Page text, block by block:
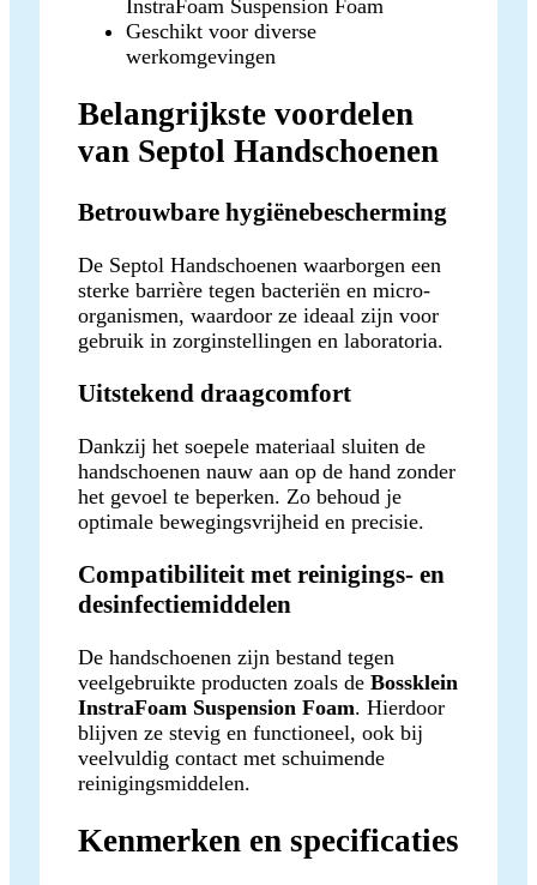
InstraFoam Suspension Foam
Geschikt voor diverse
werkomgevingen
Belangrijkste voordelen
van Septol Handschoenen
Betrouwbare hygiënebescherming
De Septol Handschoenen waarborgen een
sterke barrière tegen bacteriën en micro-
organismen, waardoor ze ideaal zijn voor
gebruik in zorginstellingen en laboratoria.
Uitstekend draagcomfort
Dankzij het soepele materiaal sluiten de
handschoenen nauw aan op de hand zonder
het gevoel te beperken. Zo behoud je
optimale bewegingsvrijheid en precisie.
Compatibiliteit met reinigings- en
desinfectiemiddelen
De handschoenen zijn bestand tegen
veelgebruikte producten zoals de Bossklein
InstraFoam Suspension Foam. Hierdoor
blijven ze stevig en functioneel, ook bij
veelvuldig contact met schuimende
reinigingsmiddelen.
Kenmerken en specificaties